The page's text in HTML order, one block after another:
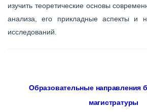
изучить теоретические основы
анализа, его прикладные аспекты и
исследований.
Образовательные направления
магистратуры